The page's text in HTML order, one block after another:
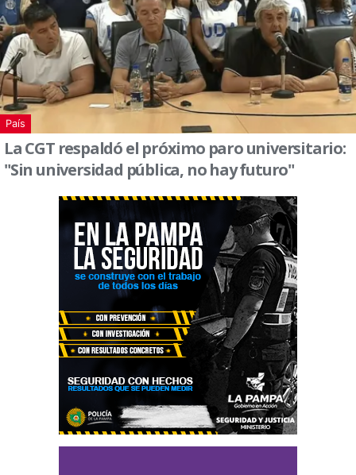
País
La CGT respaldó el próximo paro universitario:
"Sin universidad pública, no hay futuro"